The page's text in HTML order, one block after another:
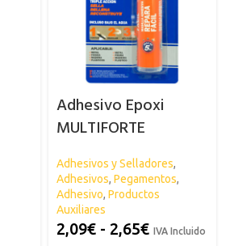
Adhesivo Epoxi
MULTIFORTE
Adhesivos y Selladores,
Adhesivos, Pegamentos,
Adhesivo, Productos
Auxiliares
2,09€ - 2,65€ IVA Incluido